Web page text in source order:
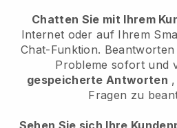
Chatten Sie mit Ihrem
Internet oder auf Ihrem
Chat-Funktion.
Probleme sofort und
gespeicherte Antworten
Fragen zu
Sehen Sie sich Ihre